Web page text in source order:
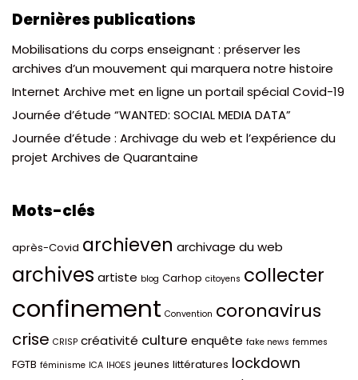
Dernières publications
Mobilisations du corps enseignant : préserver les
archives d’un mouvement qui marquera notre histoire
Internet Archive met en ligne un portail spécial Covid-19
Journée d’étude “WANTED: SOCIAL MEDIA DATA”
Journée d’étude : Archivage du web et l’expérience du
projet Archives de Quarantaine
Mots-clés
après-Covid archieven archivage du web
archives artiste blog Carhop citoyens collecter
confinement Convention coronavirus
crise CRISP créativité culture enquête fake news femmes
FGTB féminisme ICA IHOES jeunes littératures lockdown